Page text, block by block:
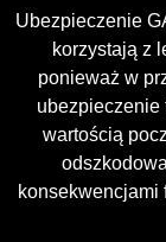
Ubezpieczenie
korzystają z
ponieważ w
ubezpieczenie
wartością
konsekwencjami